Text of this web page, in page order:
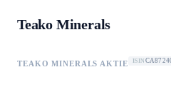
Teako Minerals
TEAKO MINERALS AKTIE ISIN